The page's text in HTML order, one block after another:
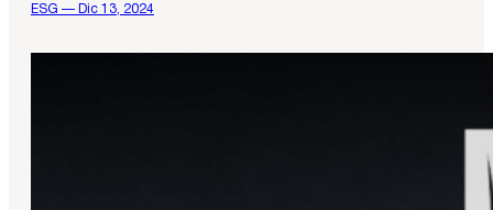
ESG — Dic 13, 2024